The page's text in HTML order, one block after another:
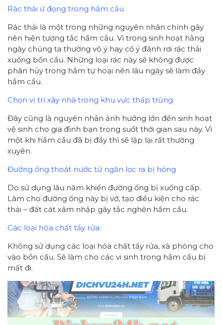
Rác thải ứ đọng trong hầm cầu
Rác thải là một trong những nguyên nhân chính gây
nên hiện tượng tắc hầm cầu. Vì trong sinh hoạt hằng
ngày chúng ta thường vô ý hay cố ý đánh rơi rác thải
xuống bồn cầu. Những loại rác này sẽ không được
phân hủy trong hầm tự hoại nên lâu ngày sẽ làm đầy
hầm cầu.
Chọn vị trí xây nhà trong khu vực thấp trũng
Đây cũng là nguyên nhân ảnh hưởng lớn đến sinh hoạt
vệ sinh cho gia đình bạn trong suốt thời gian sau này. Vì
một khi hầm cầu đã bị đầy thì sẽ lặp lại rất thường
xuyên.
Đường ống thoát nước từ ngăn lọc ra bị hỏng
Do sử dụng lâu năm khiến đường ống bị xuống cấp.
Làm cho đường ống này bị vỡ, tạo điều kiện cho rác
thải – đất cát xâm nhập gây tắc nghẽn hầm cầu.
Các loại hóa chất tẩy rửa
Không sử dụng các loại hóa chất tẩy rửa, xà phòng cho
vào bồn cầu. Sẽ làm cho các vi sinh trong hầm cầu bị
mất đi.